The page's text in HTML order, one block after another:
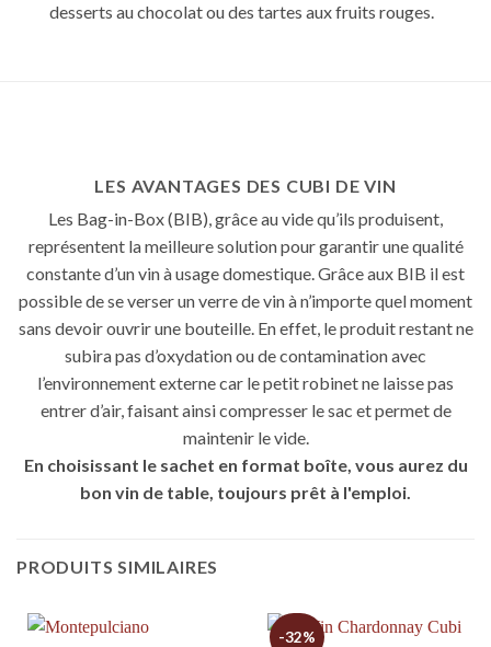
desserts au chocolat ou des tartes aux fruits rouges.
LES AVANTAGES DES CUBI DE VIN
Les Bag-in-Box (BIB), grâce au vide qu’ils produisent,
représentent la meilleure solution pour garantir une qualité
constante d’un vin à usage domestique. Grâce aux BIB il est
possible de se verser un verre de vin à n’importe quel moment
sans devoir ouvrir une bouteille. En effet, le produit restant ne
subira pas d’oxydation ou de contamination avec
l’environnement externe car le petit robinet ne laisse pas
entrer d’air, faisant ainsi compresser le sac et permet de
maintenir le vide.
En choisissant le sachet en format boîte, vous aurez du
bon vin de table, toujours prêt à l'emploi.
PRODUITS SIMILAIRES
-32%